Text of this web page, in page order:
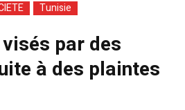
Tunisie
par des
à des plaintes